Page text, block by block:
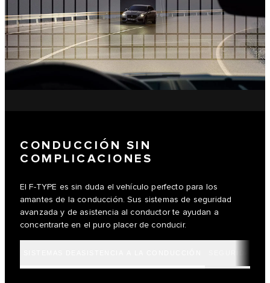
CONDUCCIÓN SIN
COMPLICACIONES
El F-TYPE es sin duda el vehículo perfecto para los
amantes de la conducción. Sus sistemas de seguridad
avanzada y de asistencia al conductor te ayudan a
concentrarte en el puro placer de conducir.